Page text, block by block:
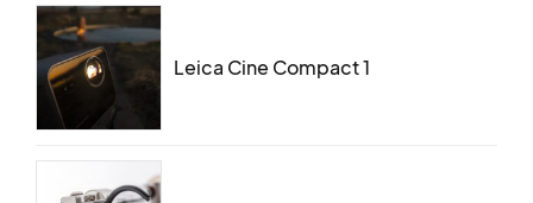
Leica Cine Compact 1